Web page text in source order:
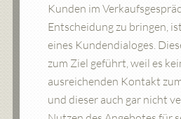
Kunden im
Entscheidung zu bringen,
eines Kundendialoges.
zum Ziel geführt, weil es
ausreichenden Kontakt
und dieser auch gar nicht